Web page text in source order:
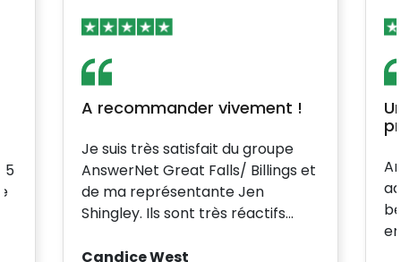
5
A recommander vivement !
Je suis très satisfait du groupe
AnswerNet Great Falls/ Billings et
de ma représentante Jen
Shingley. Ils sont très réactifs...
Candice West